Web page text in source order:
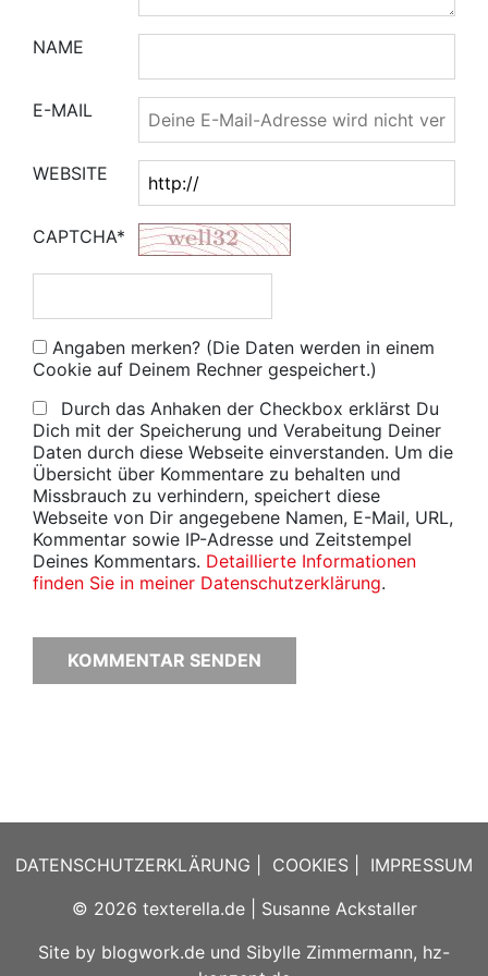
NAME
E-MAIL
WEBSITE
CAPTCHA*
Angaben merken? (Die Daten werden in einem
Cookie auf Deinem Rechner gespeichert.)
Durch das Anhaken der Checkbox erklärst Du
Dich mit der Speicherung und Verabeitung Deiner
Daten durch diese Webseite einverstanden. Um die
Übersicht über Kommentare zu behalten und
Missbrauch zu verhindern, speichert diese
Webseite von Dir angegebene Namen, E-Mail, URL,
Kommentar sowie IP-Adresse und Zeitstempel
Deines Kommentars. Detaillierte Informationen
finden Sie in meiner Datenschutzerklärung.
DATENSCHUTZERKLÄRUNG COOKIES
IMPRESSUM
© 2026 texterella.de| Susanne Ackstaller
Site by blogwork.de und Sibylle Zimmermann, hz-